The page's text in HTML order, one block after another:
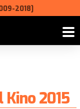
2018]
2015